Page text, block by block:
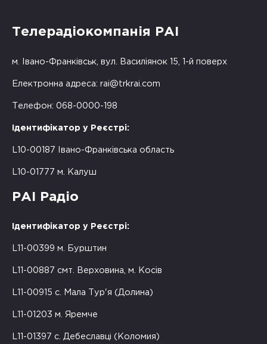
Телерадіокомпанія РАІ
м. Івано-Франківськ, вул. Василіянок 15, 1-й поверх
Електронна адреса: rai@trkrai.com
Телефон: 068-0000-198
Ідентифікатор у Реєстрі:
L10-00187 Івано-Франківська область
L10-01777 м. Калуш
РАІ Радіо
Ідентифікатор у Реєстрі:
L11-00399 м. Бурштин
L11-00887 смт. Верховина, м. Косів
L11-00915 с. Мала Тур'я (Долина)
L11-01203 м. Яремче
L11-01397 с. Дебеславці (Коломия)